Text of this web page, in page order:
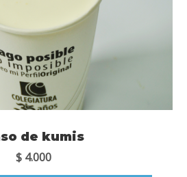
de kumis
$ 4.000